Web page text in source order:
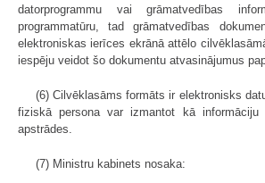
datorprogrammu vai grāmatvedības
programmatūru, tad grāmatvedības
elektroniskas ierīces ekrānā attēlo
iespēju veidot šo dokumentu atvasinājumus
(6) Cilvēklasāms formāts ir elektronisks
fiziskā persona var izmantot kā informāciju
apstrādes.
(7) Ministru kabinets nosaka: